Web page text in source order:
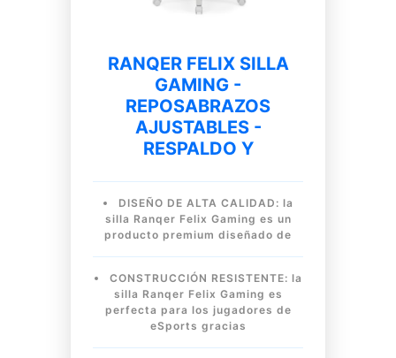
RANQER FELIX SILLA
GAMING -
REPOSABRAZOS
AJUSTABLES -
RESPALDO Y
DISEÑO DE ALTA CALIDAD: la
silla Ranqer Felix Gaming es un
producto premium diseñado de
CONSTRUCCIÓN RESISTENTE: la
silla Ranqer Felix Gaming es
perfecta para los jugadores de
eSports gracias